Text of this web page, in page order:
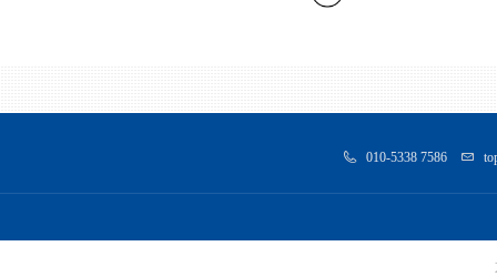
010-5338 7586